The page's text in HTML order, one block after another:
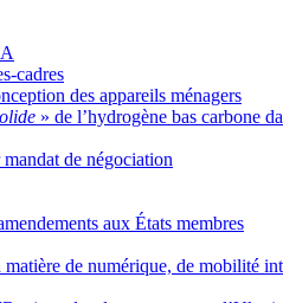
cadres
des appareils ménagers
» de l’hydrogène bas carbone
de négociation
aux États membres
de numérique, de mobilité